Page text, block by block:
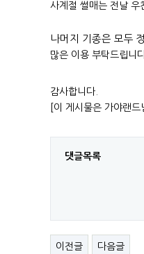
사계절 썰매는 전날 우
나머지 기종은 모두
많은 이용 부탁드립니
감사합니다.
[이 게시물은 가야랜
댓글목록
이전글 다음글